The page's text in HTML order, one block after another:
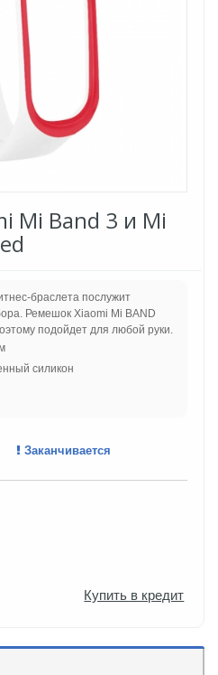
Mi Band 3 и Mi
браслета послужит
Ремешок Xiaomi Mi BAND
подойдет для любой руки.
силикон
Заканчивается
Купить в кредит